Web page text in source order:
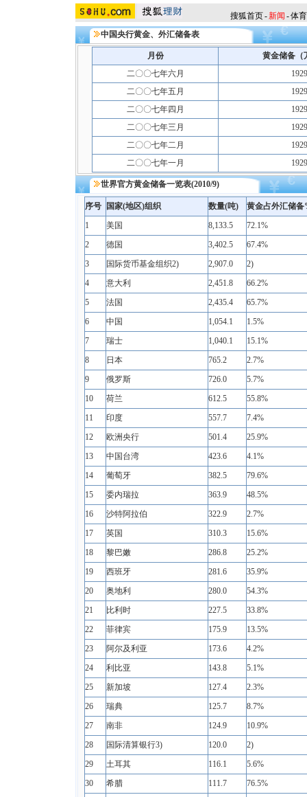
搜狐首页-新闻 -体育
中国央行黄金、外汇储备表
月份
黄金储备（
二〇〇七年六月
1929
二〇〇七年五月
1929
二〇〇七年四月
1929
二〇〇七年三月
1929
二〇〇七年二月
1929
二〇〇七年一月
1929
世界官方黄金储备一览表(2010/9)
序号 国家(地区)组织 数量(吨) 黄金占外汇储备
1
美国 8,133.5
72.1%
2
德国 3,402.5
67.4%
3
国际货币基金组织2) 2,907.0
2)
4
意大利 2,451.8
66.2%
5
法国 2,435.4
65.7%
6
中国 1,054.1
1.5%
7
瑞士 1,040.1
15.1%
8
日本 765.2
2.7%
9
俄罗斯 726.0
5.7%
10
荷兰 612.5
55.8%
11
印度 557.7
7.4%
12
欧洲央行 501.4
25.9%
13
中国台湾 423.6
4.1%
14
葡萄牙 382.5
79.6%
15
委内瑞拉 363.9
48.5%
16
沙特阿拉伯 322.9
2.7%
17
英国 310.3
15.6%
18
黎巴嫩 286.8
25.2%
19
西班牙 281.6
35.9%
20
奥地利 280.0
54.3%
21
比利时 227.5
33.8%
22
菲律宾 175.9
13.5%
23
阿尔及利亚 173.6
4.2%
24
利比亚 143.8
5.1%
25
新加坡 127.4
2.3%
26
瑞典 125.7
8.7%
27
南非 124.9
10.9%
28
国际清算银行3) 120.0
2)
29
土耳其 116.1
5.6%
30
希腊 111.7
76.5%